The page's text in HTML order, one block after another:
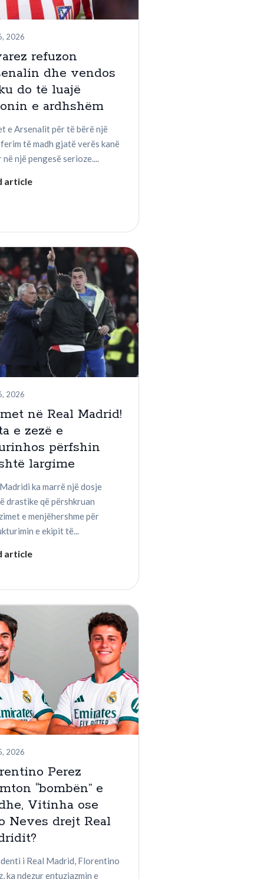
2026
refuzon
dhe vendos
do të luajë
e ardhshëm
e Arsenalit për të bërë një
të madh gjatë verës kanë
në një pengesë serioze....
article
2026
në Real Madrid!
e zezë e
përfshin
largime
ka marrë një dosje
drastike që përshkruan
e menjëhershme për
e ekipit të...
article
2026
Perez
“bombën” e
Vitinha ose
Neves drejt Real
i Real Madrid, Florentino
ka ndezur entuziazmin e